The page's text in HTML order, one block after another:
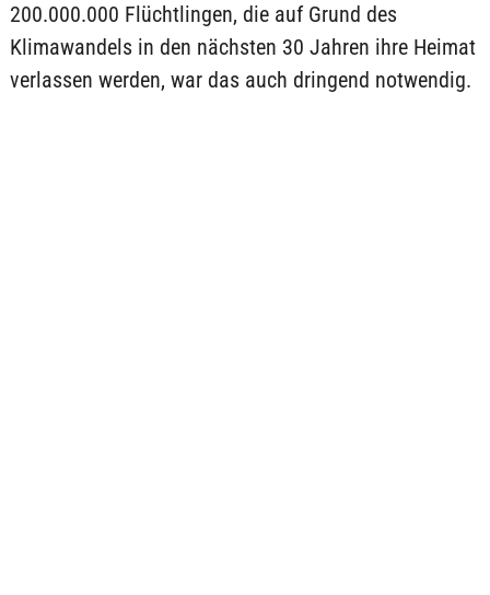
200.000.000 Flüchtlingen, die auf Grund des
Klimawandels in den nächsten 30 Jahren ihre Heimat
verlassen werden, war das auch dringend notwendig.